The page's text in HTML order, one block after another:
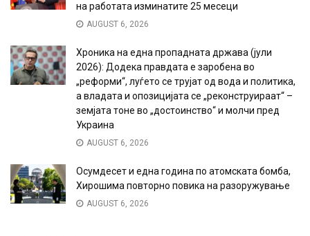
на работата изминатите 25 месеци
AUGUST 6, 2026
Хроника на една пропадната држава (јули
2026): Додека правдата е заробена во
„реформи“, луѓето се трујат од вода и политика,
а владата и опозицијата се „реконструираат“ –
земјата тоне во „достоинство“ и молчи пред
Украина
AUGUST 6, 2026
Осумдесет и една година по атомската бомба,
Хирошима повторно повика на разоружување
AUGUST 6, 2026